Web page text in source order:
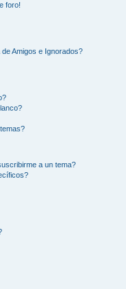
foro!
Amigos e Ignorados?
a un tema?